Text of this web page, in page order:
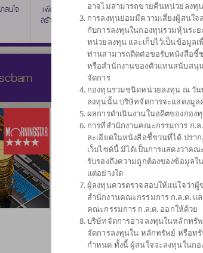
สนใจ
เพิ่มค่าเงินลงทุน
สร้างผลตอบแทน
ผันผวนต่ำ
รักษาเงินลงทุน
กระจ
หลา
กองทุนรวมตลาด
เงิน
กองทุนรวม
ตราสารหนี้
กอ
กองทุนเปิดไทยพาณิชย์ บิ
อิเล็กทรอนิกส์)
SCBBLNE
ความเสี่ยงสูง
อาจไม่สามารถขายคืนหน่วยลงทุ
การลงทุนย่อมมีความเสี่ยงผู้สนใ
กับการลงทุนในกองทุนรวมหุ้นระย
หน่วยลงทุน และเก็บไว้เป็นข้อมูล
ท่านสามารถติดต่อขอรับหนังสือชี้
หรือสำนักงานของตัวแทนสนับสนุ
จัดการ
กองทุนรวมชนิดหน่วยลงทุน ณ วั
ลงทุนนั้น บริษัทจัดการจะแสดงมู
ผลการดำเนินงานในอดีตของกอง
การที่สำนักงานคณะกรรมการ ก.
ละเอียดในหนังสือชี้ชวนที่ได้ ปรา
เว็บไซด์นี้ มิได้เป็นการแสดงว่าค
รับรองถึงความถูกต้องของข้อมูล
แต่อย่างใด
ผู้ลงทุนควรตรวจสอบให้แน่ใจว่า
สำนักงานคณะกรรมการ ก.ล.ต. แ
คณะกรรมการ ก.ล.ต. ออกให้ด้วย
บริษัทจัดการอาจลงทุนในหลักทรั
จัดการลงทุนใน หลักทรัพย์ หรือ
กำหนด ทั้งนี้ ผู้สนใจจะลงทุนในก